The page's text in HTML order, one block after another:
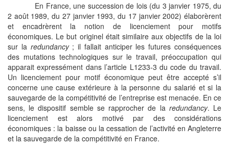
En France, une succession de lois (du 3 janvier 1975, du
2 août 1989, du 27 janvier 1993, du 17 janvier 2002) élaborèrent
et encadrèrent la notion de licenciement pour motifs
économiques. Le but originel était similaire aux objectifs de la loi
sur la redundancy ; il fallait anticiper les futures conséquences
des mutations technologiques sur le travail, préoccupation qui
apparait expressément dans l’article L1233-3 du code du travail.
Un licenciement pour motif économique peut être accepté s’il
concerne une cause extérieure à la personne du salarié et si la
sauvegarde de la compétitivité de l’entreprise est menacée. En ce
sens, le dispositif semble se rapprocher de la redundancy. Le
licenciement est alors motivé par des considérations
économiques : la baisse ou la cessation de l’activité en Angleterre
et la sauvegarde de la compétitivité en France.